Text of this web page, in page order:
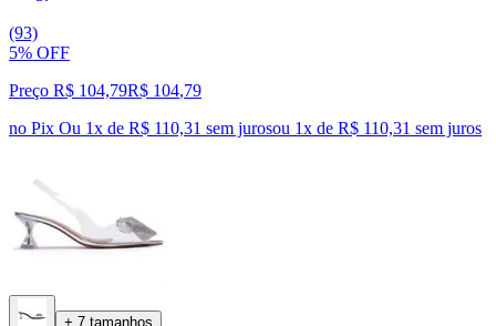
(93)
5% OFF
Preço R$ 104,79R$ 104,79
no Pix Ou 1x de R$ 110,31 sem jurosou 1x de R$ 110,31 sem juros
+ 7 tamanhos